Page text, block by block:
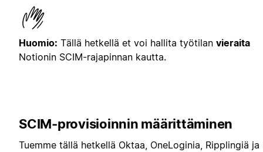
Huomio: Tällä hetkellä et voi hallita työtilan vieraita
Notionin SCIM-rajapinnan kautta.
SCIM-provisioinnin määrittäminen
Tuemme tällä hetkellä Oktaa, OneLoginia, Ripplingiä ja